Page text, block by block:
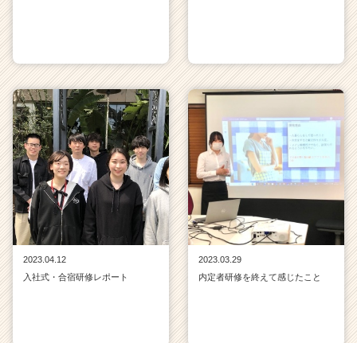
2023.04.12
入社式・合宿研修レポート
2023.03.29
内定者研修を終えて感じたこと